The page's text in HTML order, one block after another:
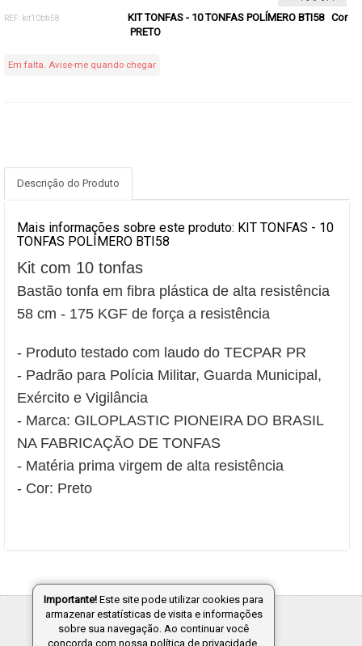
REF: kit10bti58
KIT TONFAS - 10 TONFAS POLÍMERO BTI58 Cor
PRETO
Em falta. Avise-me quando chegar
Descrição do Produto
Mais informações sobre este produto: KIT TONFAS - 10
TONFAS POLÍMERO BTI58
Kit com 10 tonfas
Bastão tonfa em fibra plástica de alta resistência
58 cm - 175 KGF de força a resistência
- Produto testado com laudo do TECPAR PR
- Padrão para Polícia Militar, Guarda Municipal,
Exército e Vigilância
- Marca: GILOPLASTIC PIONEIRA DO BRASIL
NA FABRICAÇÃO DE TONFAS
- Matéria prima virgem de alta resistência
- Cor: Preto
Tecnologia:
Importante! Este site pode utilizar cookies para
armazenar estatísticas de visita e informações
sobre sua navegação. Ao continuar você
concorda com nossa política de privacidade.